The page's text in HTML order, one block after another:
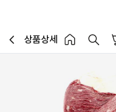
이전페이지로 이동
상품상세
홈 버튼홈